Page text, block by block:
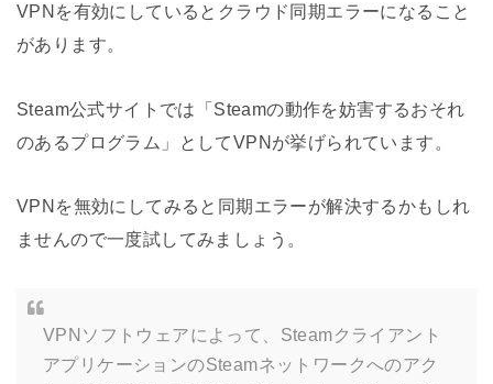
VPNを有効にしているとクラウド同期エラーになること
があります。
Steam公式サイトでは「Steamの動作を妨害するおそれ
のあるプログラム」としてVPNが挙げられています。
VPNを無効にしてみると同期エラーが解決するかもしれ
ませんので一度試してみましょう。
VPNソフトウェアによって、Steamクライアント
アプリケーションのSteamネットワークへのアク